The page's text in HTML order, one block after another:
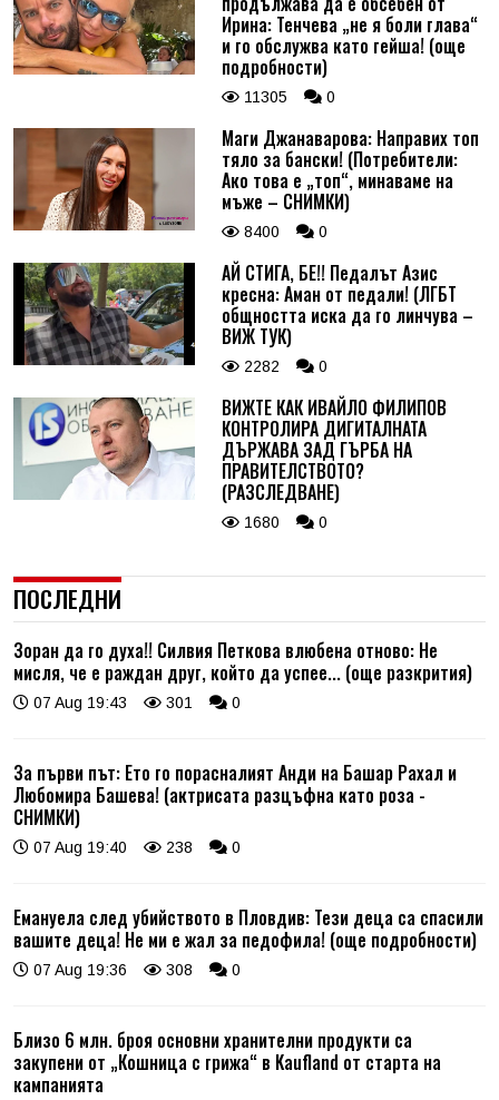
Ирина: Тенчева „не я боли глава“
и го обслужва като гейша! (още
подробности)
11305 0
Маги Джанаварова: Направих топ
тяло за бански! (Потребители:
Ако това е „топ“, минаваме на
мъже – СНИМКИ)
8400 0
АЙ СТИГА, БЕ!! Педалът Азис
кресна: Аман от педали! (ЛГБТ
общността иска да го линчува –
ВИЖ ТУК)
2282 0
ВИЖТЕ КАК ИВАЙЛО ФИЛИПОВ
КОНТРОЛИРА ДИГИТАЛНАТА
ДЪРЖАВА ЗАД ГЪРБА НА
ПРАВИТЕЛСТВОТО?
(РАЗСЛЕДВАНЕ)
1680 0
ПОСЛЕДНИ
Зоран да го духа!! Силвия Петкова влюбена отново: Не
мисля, че е раждан друг, който да успее... (още разкрития)
07 Aug 19:43 301 0
За първи път: Ето го порасналият Анди на Башар Рахал и
Любомира Башева! (актрисата разцъфна като роза -
СНИМКИ)
07 Aug 19:40 238 0
Емануела след убийството в Пловдив: Тези деца са спасили
вашите деца! Не ми е жал за педофила! (още подробности)
07 Aug 19:36 308 0
Близо 6 млн. броя основни хранителни продукти са
закупени от „Кошница с грижа“ в Kaufland от старта на
кампанията